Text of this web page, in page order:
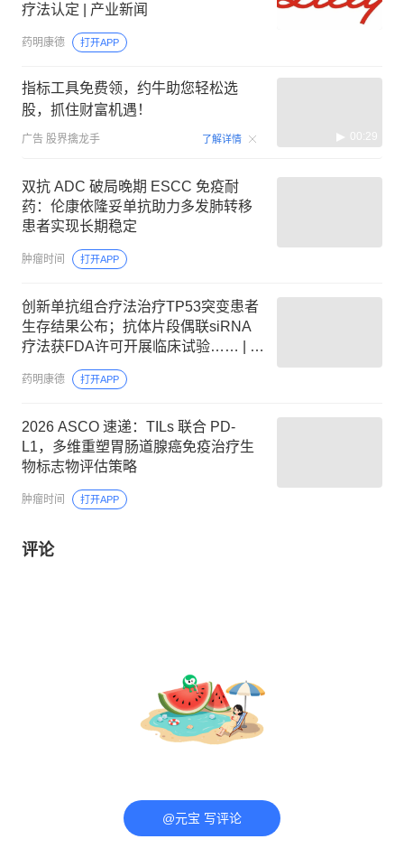
疗法认定 | 产业新闻
药明康德 打开APP
指标工具免费领，约牛助您轻松选
股，抓住财富机遇！
广告 股界擒龙手 了解详情 00:29
双抗 ADC 破局晚期 ESCC 免疫耐
药：伦康依隆妥单抗助力多发肺转移
患者实现长期稳定
肿瘤时间 打开APP
创新单抗组合疗法治疗TP53突变患者
生存结果公布；抗体片段偶联siRNA
疗法获FDA许可开展临床试验…… | 一
药明康德 打开APP
2026 ASCO 速递：TILs 联合 PD-
L1，多维重塑胃肠道腺癌免疫治疗生
物标志物评估策略
肿瘤时间 打开APP
评论
@元宝 写评论